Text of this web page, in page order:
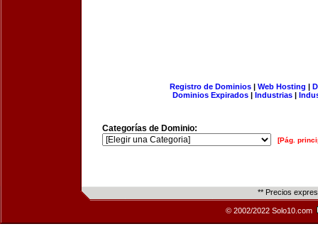
Registro de Dominios| Web Hosting |
Dominios Expirados | Industrias |
Categorías de Dominio:
[Pág.
** Precios
© 2002/2022 Solo10.com